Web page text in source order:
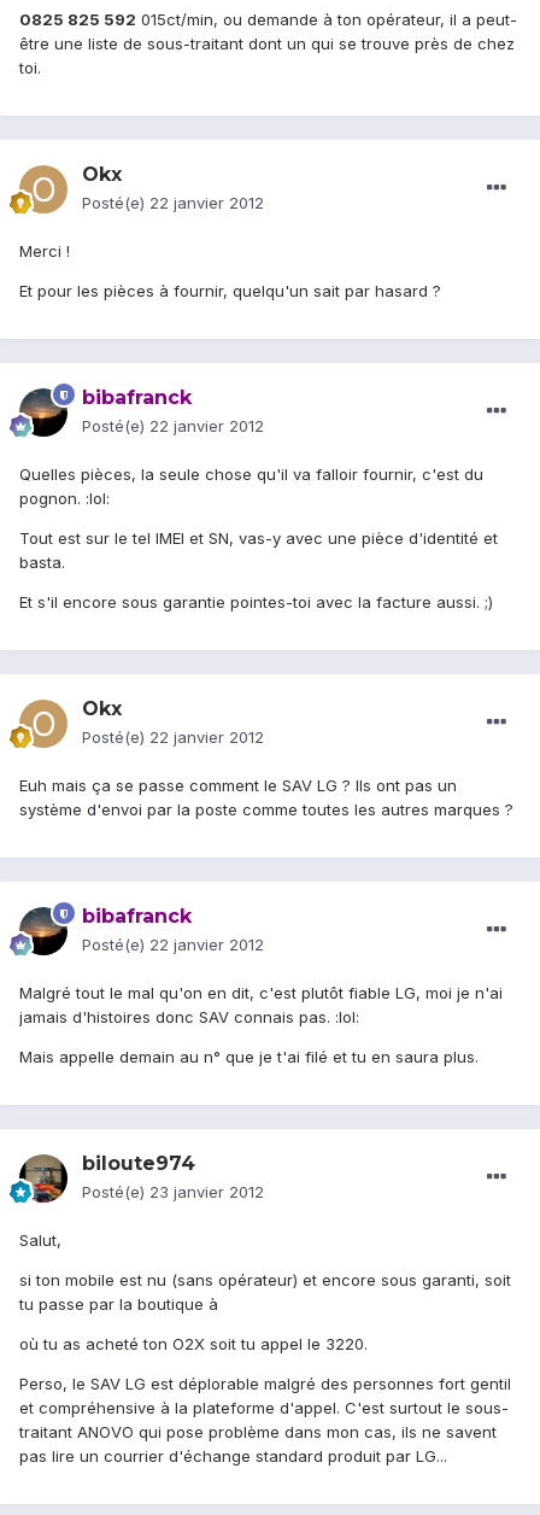
0825 825 592 015ct/min, ou demande à ton opérateur, il a peut-
être une liste de sous-traitant dont un qui se trouve près de chez
toi.
Okx
Posté(e) 22 janvier 2012
Merci !
Et pour les pièces à fournir, quelqu'un sait par hasard ?
bibafranck
Posté(e) 22 janvier 2012
Quelles pièces, la seule chose qu'il va falloir fournir, c'est du
pognon. :lol:
Tout est sur le tel IMEI et SN, vas-y avec une pièce d'identité et
basta.
Et s'il encore sous garantie pointes-toi avec la facture aussi. ;)
Okx
Posté(e) 22 janvier 2012
Euh mais ça se passe comment le SAV LG ? Ils ont pas un
système d'envoi par la poste comme toutes les autres marques ?
bibafranck
Posté(e) 22 janvier 2012
Malgré tout le mal qu'on en dit, c'est plutôt fiable LG, moi je n'ai
jamais d'histoires donc SAV connais pas. :lol:
Mais appelle demain au n° que je t'ai filé et tu en saura plus.
biloute974
Posté(e) 23 janvier 2012
Salut,
si ton mobile est nu (sans opérateur) et encore sous garanti, soit
tu passe par la boutique à
où tu as acheté ton O2X soit tu appel le 3220.
Perso, le SAV LG est déplorable malgré des personnes fort gentil
et compréhensive à la plateforme d'appel. C'est surtout le sous-
traitant ANOVO qui pose problème dans mon cas, ils ne savent
pas lire un courrier d'échange standard produit par LG...